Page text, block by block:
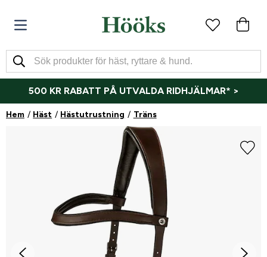
500 KR RABATT PÅ UTVALDA RIDHJÄLMAR* >
Hem Häst Hästutrustning Träns